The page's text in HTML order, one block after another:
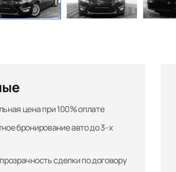
цена при 100% оплате
бронирование авто до 3-х
сделки по договору